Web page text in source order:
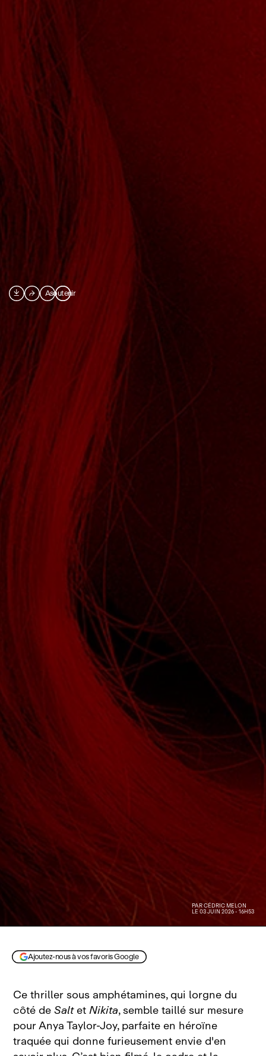
PARCÉDRIC MELON
LE 03 JUIN 2026 - 16H53
 ⮫ Asoutenir
Ajoutez-nous à vos favoris Google
Ce thriller sous amphétamines, qui lorgne du
côté deSaltetNikita, semble taillé sur mesure
pour Anya Taylor‑Joy, parfaite en héroïne
traquée qui donne furieusement envie d'en